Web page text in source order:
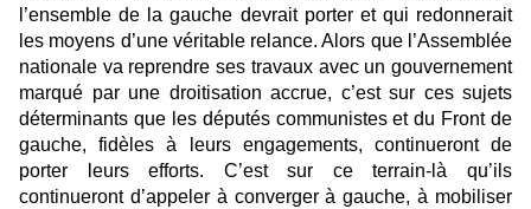
l’ensemble de la gauche devrait porter et qui redonnerait
les moyens d’une véritable relance. Alors que l’Assemblée
nationale va reprendre ses travaux avec un gouvernement
marqué par une droitisation accrue, c’est sur ces sujets
déterminants que les députés communistes et du Front de
gauche, fidèles à leurs engagements, continueront de
porter leurs efforts. C’est sur ce terrain-là qu’ils
continueront d’appeler à converger à gauche, à mobiliser